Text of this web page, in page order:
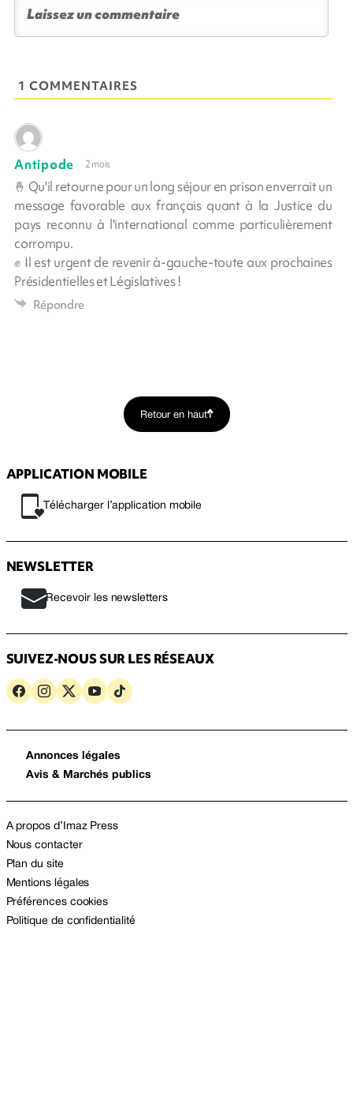
1 COMMENTAIRES
Antipode 2 mois
🤞 Qu'il retourne pour un long séjour en prison enverrait un
message favorable aux français quant à la Justice du
pays reconnu à l'international comme particulièrement
corrompu.
✊ Il est urgent de revenir à-gauche-toute aux prochaines
Présidentielles et Législatives !
Répondre
Retour en haut
APPLICATION MOBILE
Télécharger l’application mobile
NEWSLETTER
Recevoir les newsletters
SUIVEZ-NOUS SUR LES RÉSEAUX
Annonces légales
Avis & Marchés publics
A propos d’Imaz Press
Nous contacter
Plan du site
Mentions légales
Préférences cookies
Politique de confidentialité